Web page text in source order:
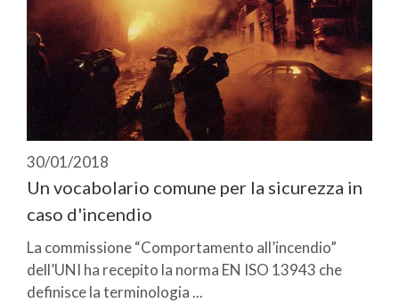
30/01/2018
Un vocabolario comune per la sicurezza in
caso d'incendio
La commissione “Comportamento all’incendio”
dell’UNI ha recepito la norma EN ISO 13943 che
definisce la terminologia ...